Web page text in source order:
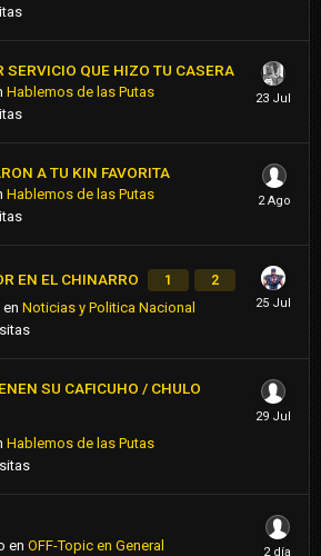
SERVICIO QUE HIZO TU CASERA
Hablemos de las Putas
A TU KIN FAVORITA
Hablemos de las Putas
EN EL CHINARRO 1 2
enNoticias y Politica Nacional
SU CAFICUHO / CHULO
Hablemos de las Putas
en OFF-Topic en General